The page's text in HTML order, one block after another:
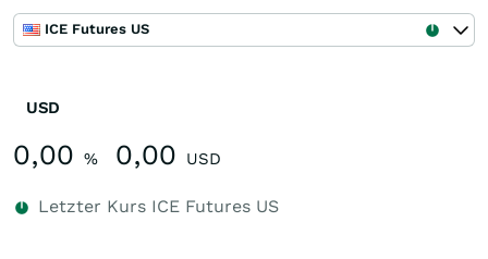
ICE Futures US
USD
0,00 % 0,00 USD
Letzter Kurs ICE Futures US